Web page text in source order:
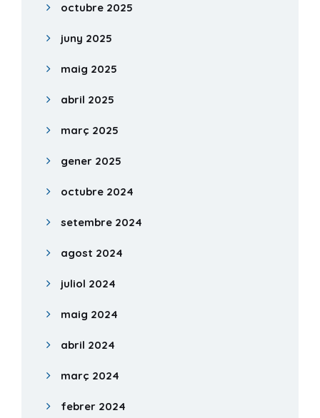
octubre 2025
juny 2025
maig 2025
abril 2025
març 2025
gener 2025
octubre 2024
setembre 2024
agost 2024
juliol 2024
maig 2024
abril 2024
març 2024
febrer 2024